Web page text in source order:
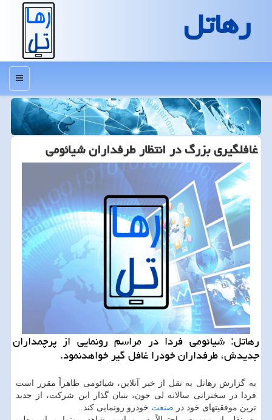
رهاتل
منو
غافلگیری بزرگ در انتظار طرفداران شیائومی
رهاتل: شیائومی فردا در مراسم رونمایی از پرچمداران
جدیدش، طرفداران خودرا غافل گیر خواهدنمود.
به گزارش رهاتل به نقل از خبر آنلاین، شیائومی ظاهراً مقرر است
فردا در سخنرانی سالانه لی جون، بنیان گذار این شرکت، از جدید
ترین موفقیتهای خود در صنعت خودرو رونمایی کند.